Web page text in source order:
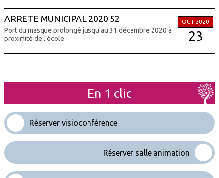
ARRETE MUNICIPAL 2020.52
Port du masque prolongé jusqu'au 31 décembre 2020 à
proximité de l'école
OCT 2020
23
En 1 clic
Réserver visioconférence
Réserver salle animation